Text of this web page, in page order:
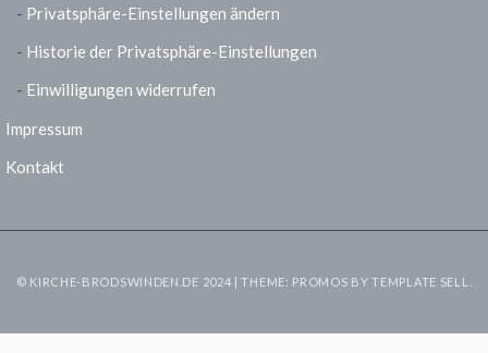
Privatsphäre-Einstellungen ändern
Historie der Privatsphäre-Einstellungen
Einwilligungen widerrufen
Impressum
Kontakt
© KIRCHE-BRODSWINDEN.DE 2024 | THEME: PROMOS BYTEMPLATE SELL